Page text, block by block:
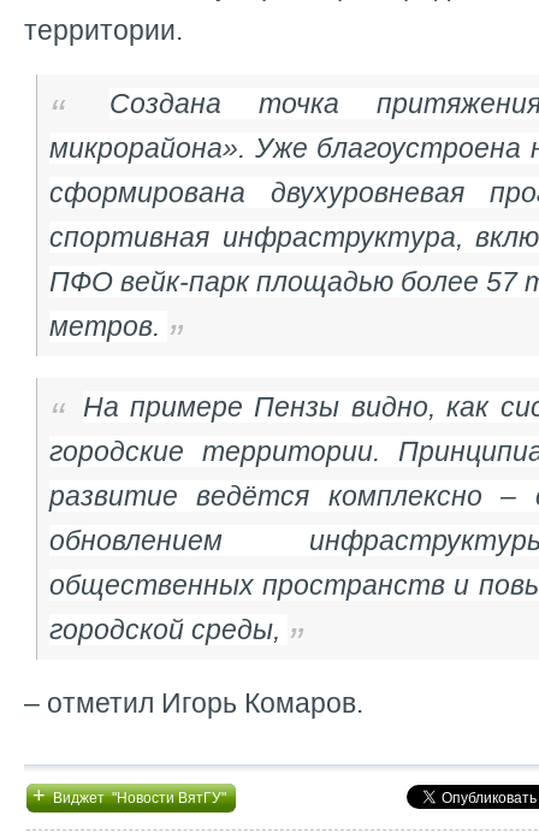
территории.
Создана точка
микрорайона». Уже благоустроена
сформирована двухуровневая
спортивная инфраструктура,
ПФО вейк-парк площадью более 57
метров.
На примере Пензы видно, как
городские территории.
развитие ведётся комплексно –
обновлением
общественных пространств и
городской среды,
– отметил Игорь Комаров.
+Виджет "Новости ВятГУ"